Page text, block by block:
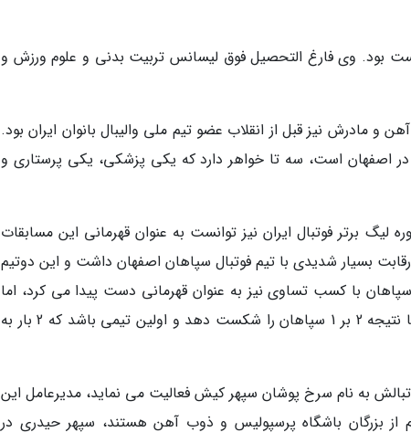
1359 در اصفهان، فوتبالیست بود. وی فارغ التحصیل فوق لیسانس تربیت بدنی و علوم ورزش و
نیز قبل از انقلاب عضو تیم ملی والیبال بانوان ایران بود.
در اصفهان است، سه تا خواهر دارد که یکی پزشکی، یکی پرستاری و
لیگ برتر فوتبال ایران نیز توانست به عنوان قهرمانی این مسابقات
بسیار شدیدی با تیم فوتبال سپاهان اصفهان داشت و این دوتیم
با کسب تساوی نیز به عنوان قهرمانی دست پیدا می کرد، اما
تیم پرسپولیس با گل دقیقه 96 سپهر حیدری توانست با نتیجه 2 بر 1 سپاهان را شکست دهد و اولین تیمی باشد که 2 بار به
به نام سرخ پوشان سپهر کیش فعالیت می نماید، مدیرعامل این
باشگاه پرسپولیس و ذوب آهن هستند، سپهر حیدری در